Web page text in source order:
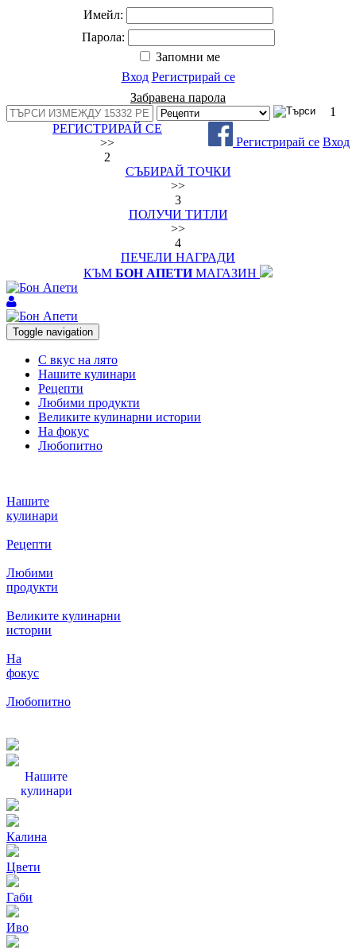
Имейл:
Парола:
Запомни ме
Вход Регистрирай се
Забравена парола
Регистрирай се Вход
1
РЕГИСТРИРАЙ СЕ
>>
2
СЪБИРАЙ ТОЧКИ
>>
3
ПОЛУЧИ ТИТЛИ
>>
4
ПЕЧЕЛИ НАГРАДИ
КЪМ БОН АПЕТИМАГАЗИН
Toggle navigation
С вкус на лято
Нашите кулинари
Рецепти
Любими продукти
Великите кулинарни истории
На фокус
Любопитно
Нашите
кулинари
Рецепти
Любими
продукти
Великите кулинарни
истории
На
фокус
Любопитно
Нашите
кулинари
Калина
Цвети
Габи
Иво